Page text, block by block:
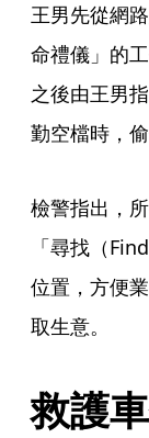
王男先從網
命禮儀」的
之後由王男
勤空檔時，
檢警指出，
「尋找（
位置，方便
取生意。
救護